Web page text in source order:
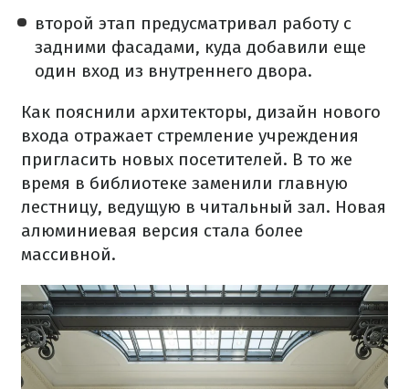
второй этап предусматривал работу с
задними фасадами, куда добавили еще
один вход из внутреннего двора.
Как пояснили архитекторы, дизайн нового
входа отражает стремление учреждения
пригласить новых посетителей. В то же
время в библиотеке заменили главную
лестницу, ведущую в читальный зал. Новая
алюминиевая версия стала более
массивной.